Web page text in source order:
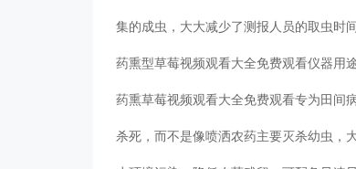
集的成虫，大大减少了测报人员的取虫时
药熏型草莓视频观看大全免费观看仪器用
药熏草莓视频观看大全免费观看专为田间
杀死，而不是像喷洒农药主要灭杀幼虫，